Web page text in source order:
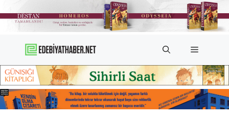
atla
Menü